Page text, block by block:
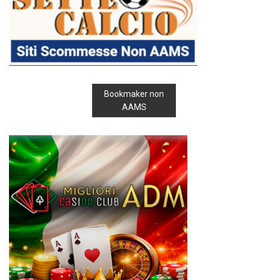
Bookmaker non
AAMS